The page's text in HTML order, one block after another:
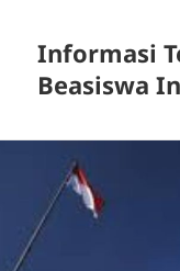
Informasi
Beasiswa